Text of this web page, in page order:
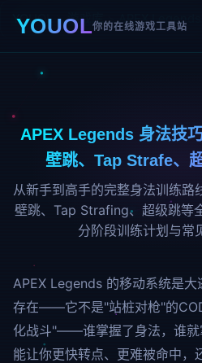
YOUOL你的在线游戏工具站
YOUOL >游戏库>APEX Legends
APEX Legends 身法技
壁跳、Tap Strafe、
从新手到高手的完整身法训练路
壁跳、Tap Strafing、超级跳等
分阶段训练计划与常
APEX Legends 的移动系统是大
存在——它不是"站桩对枪"的
化战斗"——谁掌握了身法，谁就
能让你更快转点、更难被命中，